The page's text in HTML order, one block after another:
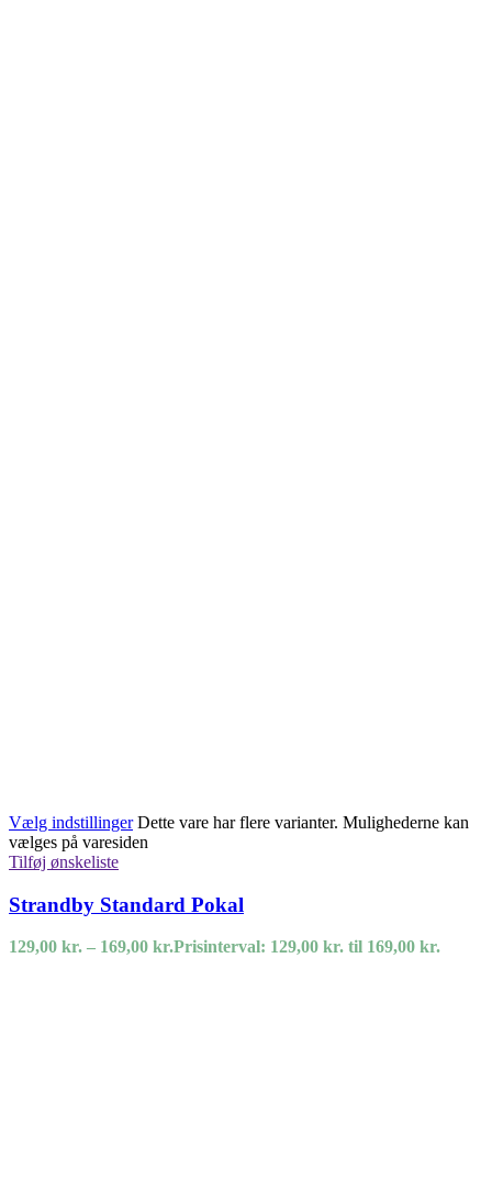
Vælg indstillinger Dette vare har flere varianter. Mulighederne kan
vælges på varesiden
Tilføj ønskeliste
Strandby Standard Pokal
129,00 kr. – 169,00 kr.Prisinterval: 129,00 kr. til 169,00 kr.